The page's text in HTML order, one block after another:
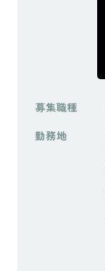
募集職種
勤務地